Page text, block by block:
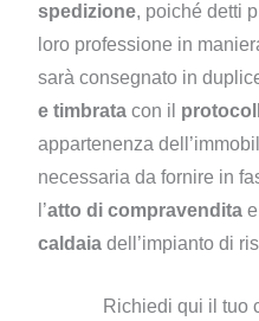
spedizione, poiché detti
loro professione in
sarà consegnato in
e timbrata con il
appartenenza
necessaria da fornire in
l’atto di compravendita
caldaia dell’impianto di
Richiedi qui il tuo